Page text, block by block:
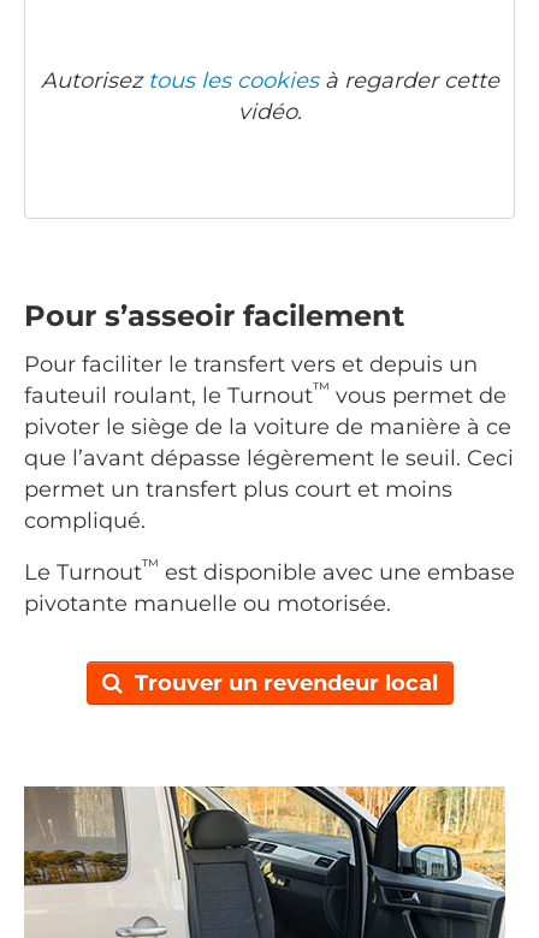
Autorisez tous les cookiesà regarder cette
vidéo.
Pour s’asseoir facilement
Pour faciliter le transfert vers et depuis un
fauteuil roulant, le Turnout™ vous permet de
pivoter le siège de la voiture de manière à ce
que l’avant dépasse légèrement le seuil. Ceci
permet un transfert plus court et moins
compliqué.
Le Turnout™ est disponible avec une embase
pivotante manuelle ou motorisée.
Trouver un revendeur local